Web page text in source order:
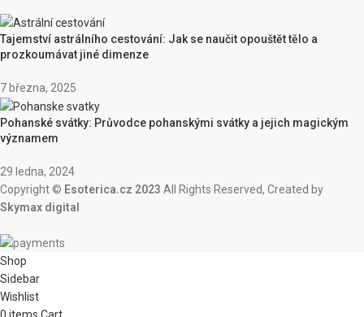
Tajemství astrálního cestování: Jak se naučit opouštět tělo a
prozkoumávat jiné dimenze
7 března, 2025
Pohanské svátky: Průvodce pohanskými svátky a jejich magickým
významem
29 ledna, 2024
Copyright © Esoterica.cz 2023 All Rights Reserved, Created by
Skymax digital
Shop
Sidebar
Wishlist
0 items Cart